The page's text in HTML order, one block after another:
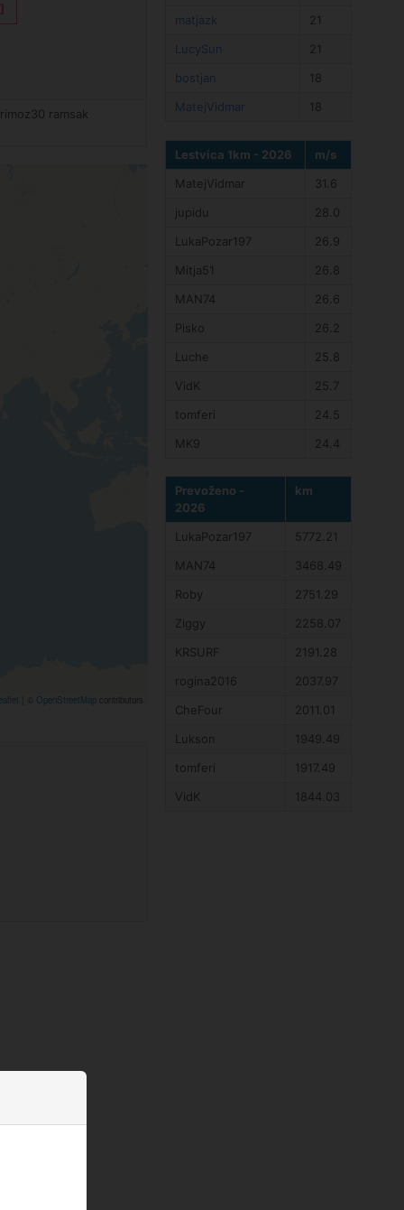
ramsak
OpenStreetMapcontributors
matjazk
21
LucySun
21
bostjan
18
MatejVidmar
18
Lestvica 1km - 2026
m/s
MatejVidmar
31.6
jupidu
28.0
LukaPozar197
26.9
Mitja51
26.8
MAN74
26.6
Pisko
26.2
Luche
25.8
VidK
25.7
tomferi
24.5
MK9
24.4
Prevoženo -
2026
km
LukaPozar197
5772.21
MAN74
3468.49
Roby
2751.29
Ziggy
2258.07
KRSURF
2191.28
rogina2016
2037.97
CheFour
2011.01
Lukson
1949.49
tomferi
1917.49
VidK
1844.03